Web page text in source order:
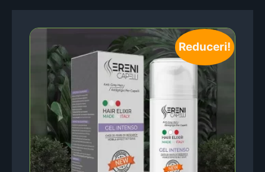
Reduceri!